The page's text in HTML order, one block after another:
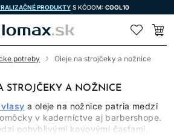
PRODUKTY S KÓDOM: COOL10
potreby Oleje na strojčeky a nožnice
STROJČEKY A NOŽNICE
a oleje na nožnice patria medzi
v kaderníctve aj barbershope.
pohyblivými kovovými časťami,